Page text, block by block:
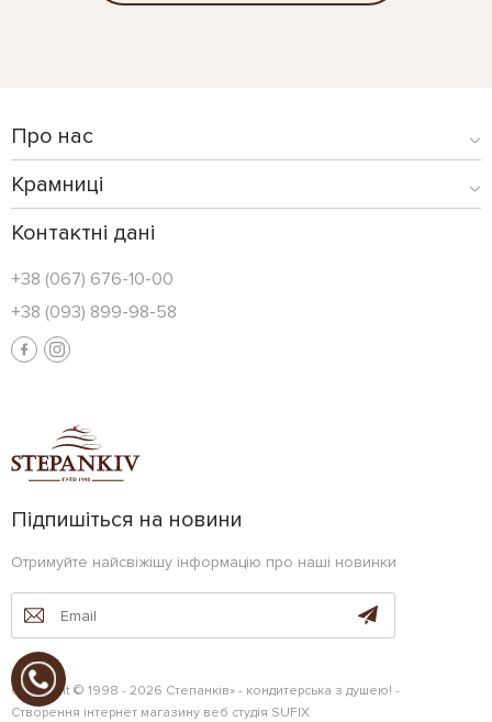
Про нас
Крамниці
Контактні дані
+38 (067) 676-10-00
+38 (093) 899-98-58
Підпишіться на новини
Отримуйте найсвіжішу інформацію про наші новинки
Copyright © 1998 - 2026 Степанків» - кондитерська з душею! -
Створення інтернет магазину веб студія SUFIX